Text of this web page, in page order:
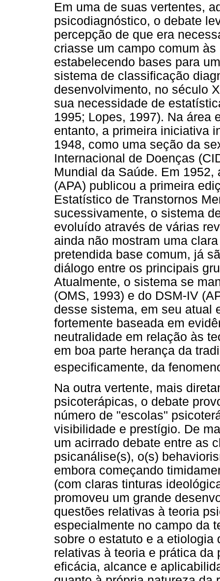
Em uma de suas vertentes,
psicodiagnóstico, o debate
percepção de que era
criasse um campo comum
estabelecendo bases para
sistema de classificação
desenvolvimento, no século
sua necessidade de
1995; Lopes, 1997). Na área
entanto, a primeira iniciativa
1948, como uma seção da
Internacional de Doenças
Mundial da Saúde. Em
(APA) publicou a primeira
Estatístico de Transtornos
sucessivamente, o sistema
evoluído através de várias
ainda não mostram uma
pretendida base comum, já
diálogo entre os principais
Atualmente, o sistema se
(OMS, 1993) e do DSM-IV
desse sistema, em seu atual
fortemente baseada em
neutralidade em relação às
em boa parte herança da
especificamente, da
Na outra vertente, mais
psicoterápicas, o debate
número de "escolas"
visibilidade e prestígio. De
um acirrado debate entre as
psicanálise(s), o(s)
embora começando
(com claras tinturas
promoveu um grande
questões relativas à teoria
especialmente no campo da
sobre o estatuto e a
relativas à teoria e prática
eficácia, alcance e